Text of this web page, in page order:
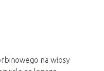
na włosy